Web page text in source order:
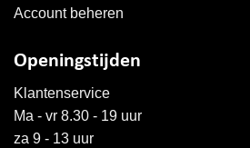
Account beheren
Openingstijden
Klantenservice
Ma - vr 8.30 - 19 uur
za 9 - 13 uur